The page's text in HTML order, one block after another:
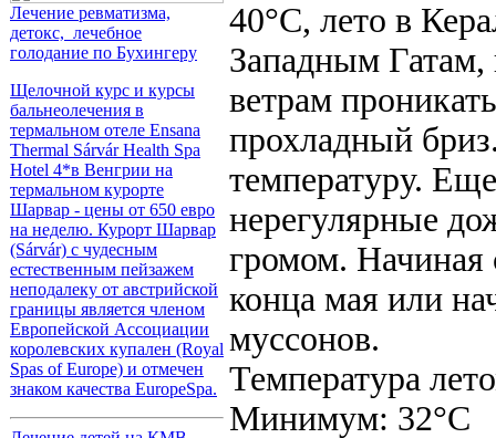
Лечение ревматизма,
детокс, лечебное
голодание по Бухингеру
Щелочной курс и курсы
бальнеолечения в
термальном отеле Ensana
Thermal Sárvár Health Spa
Hotel 4*в Венгрии на
термальном курорте
Шарвар - цены от 650 евро
на неделю. Курорт Шарвар
(Sárvár) с чудесным
естественным пейзажем
неподалеку от австрийской
границы является членом
Европейской Ассоциации
королевских купален (Royal
Spas of Europe) и отмечен
знаком качества EuropeSpa.
40°C, лето в
Западным Гатам,
ветрам
прохладный
температуру.
нерегулярные
громом. Начиная
конца мая или
муссонов.
Температура
Минимум: 32°C